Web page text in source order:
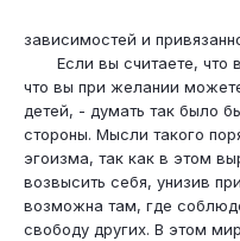
зависимостей и
Если вы считаете, что
что вы при желании
детей, - думать так было
стороны. Мысли такого
эгоизма, так как в этом
возвысить себя, унизив
возможна там, где
свободу других. В этом